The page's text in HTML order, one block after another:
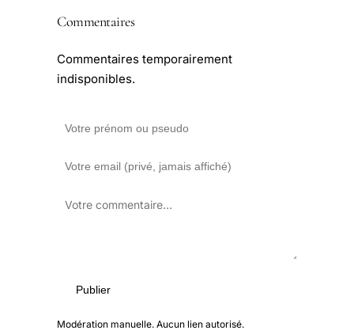
Commentaires
Commentaires temporairement
indisponibles.
Publier
Modération manuelle. Aucun lien autorisé.